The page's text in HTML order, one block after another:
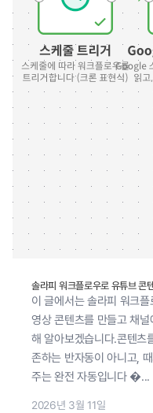
솔라피 워크플로우로 유튜브 콘
이 글에서는 솔라피 워크
영상 콘텐츠를 만들고 채
해 알아보겠습니다.콘텐츠
존하는 반자동이 아니고,
주는 완전 자동입니다 ...
2026년 3월 11일